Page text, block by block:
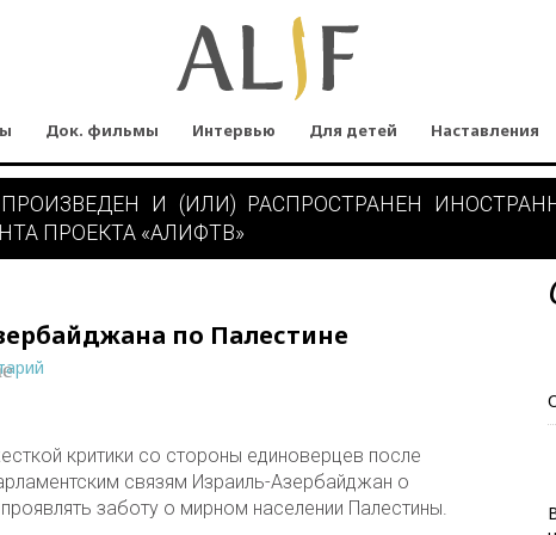
Док. фильмы Интервью Для детей Наставления
И (ИЛИ) РАСПРОСТРАНЕН
ПРОЕКТА «АЛИФТВ»
по Палестине
критики со стороны единоверцев после
связям Израиль-Азербайджан о
заботу о мирном населении Палестины.